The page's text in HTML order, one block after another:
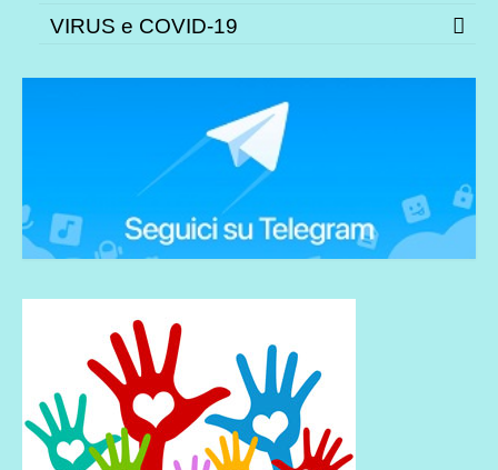
VIRUS e COVID-19